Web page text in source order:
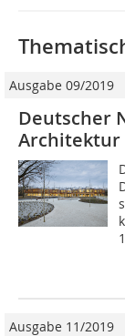
Ausgabe 09/2019
Deutscher
Architektur
Ausgabe 11/2019